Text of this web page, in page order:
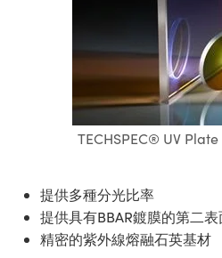
| 繞射光柵
Components | SCHOTT 光
| 紅外線光學產品
| 光纖
Assemblies | 雷射光學元件組
| 雷射分光鏡
| 雷射顯微鏡
Isolators | 晶體和隔離器
| 雷射偏光片
and Slides | 平臺和滑塊
Objectives | 有限共軛物鏡
Objectives
Lighting |顯微鏡照明
Systems| 體視顯微鏡系統
Lenses for Harsh Environments
| 影視製作和高級攝影
Accessories | 成像鏡頭配件
Cameras | Allied Vision 相機
| Basler 相機
Labs Cameras™ | Lucid Vision
| Pixelink 相機
and Roughness Standards | 表
Components | 主動光學元件
and Detection
Accessories | UV固化設備
性裝置
Production
Tomography
| 清倉照明
and Detection
| 重新認證照明
Targets
and Production | 重新認證實
用品
TECHSPEC® UV
提供多種分光比率
提供具有BBAR鍍膜的第二表
精密的紫外線熔融石英基材